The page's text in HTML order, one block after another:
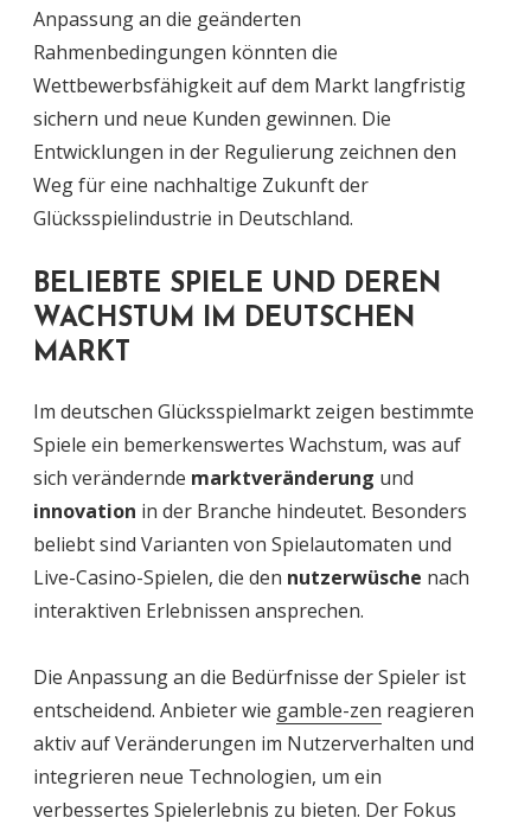
Anpassung an die geänderten
Rahmenbedingungen könnten die
Wettbewerbsfähigkeit auf dem Markt langfristig
sichern und neue Kunden gewinnen. Die
Entwicklungen in der Regulierung zeichnen den
Weg für eine nachhaltige Zukunft der
Glücksspielindustrie in Deutschland.
BELIEBTE SPIELE UND DEREN
WACHSTUM IM DEUTSCHEN
MARKT
Im deutschen Glücksspielmarkt zeigen bestimmte
Spiele ein bemerkenswertes Wachstum, was auf
sich verändernde marktveränderung und
innovation in der Branche hindeutet. Besonders
beliebt sind Varianten von Spielautomaten und
Live-Casino-Spielen, die den nutzerwüsche nach
interaktiven Erlebnissen ansprechen.
Die Anpassung an die Bedürfnisse der Spieler ist
entscheidend. Anbieter wie gamble-zen reagieren
aktiv auf Veränderungen im Nutzerverhalten und
integrieren neue Technologien, um ein
verbessertes Spielerlebnis zu bieten. Der Fokus